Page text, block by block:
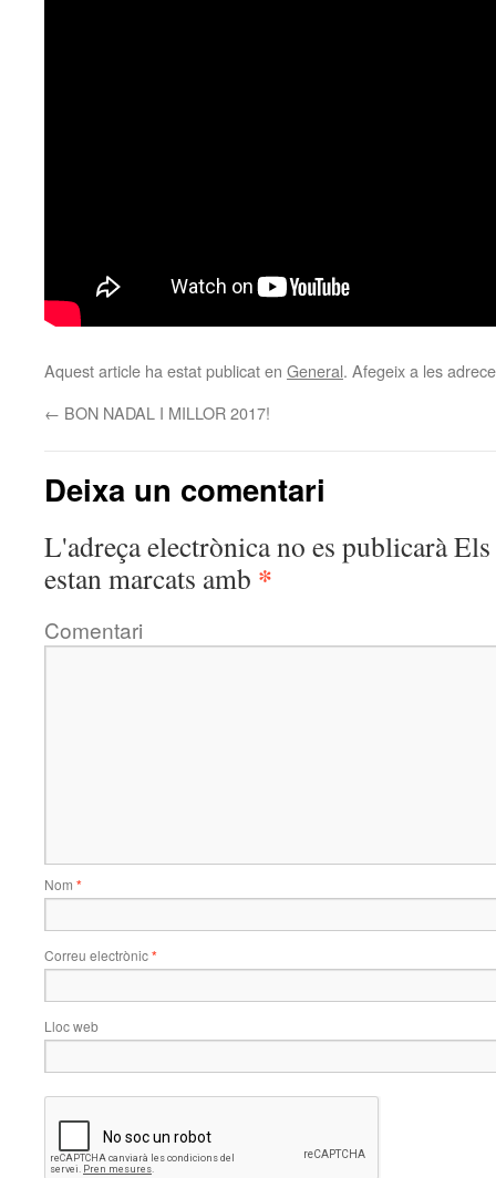
Aquest article ha estat publicat en General. Afegeix a les
← BON NADAL I MILLOR 2017!
Deixa un comentari
L'adreça electrònica no es publicaràEls
estan marcats amb *
Comentari
Nom *
Correu electrònic*
Lloc web